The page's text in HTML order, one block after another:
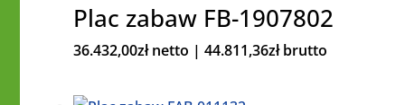
Plac zabaw FB-1907802
36.432,00zł netto | 44.811,36złbrutto